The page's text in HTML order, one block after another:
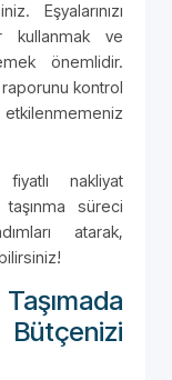
Eşyalarınızı
kullanmak ve
önemlidir.
raporunu kontrol
fiyatlı nakliyat
süreci
atarak,